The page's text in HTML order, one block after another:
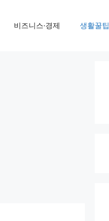
비즈니스·경제 생활꿀팁